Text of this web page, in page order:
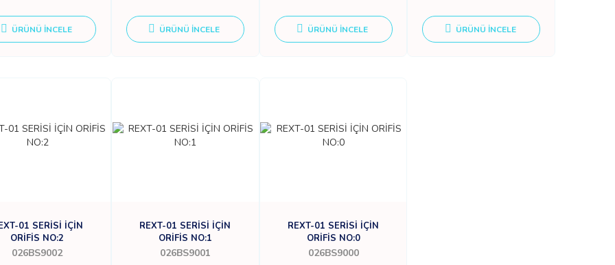
ÜRÜNÜ İNCELE ÜRÜNÜ İNCELE ÜRÜNÜ İNCELE ÜRÜNÜ İNCELE
01 SERİSİ İÇİN
ORİFİS NO:2
026BS9002
REXT-01 SERİSİ İÇİN
ORİFİS NO:1
026BS9001
REXT-01 SERİSİ İÇİN
ORİFİS NO:0
026BS9000